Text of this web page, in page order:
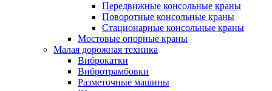
Передвижные консольные краны
Поворотные консольные краны
Стационарные консольные краны
Мостовые опорные краны
Малая дорожная техника
Виброкатки
Вибротрамбовки
Разметочные машины